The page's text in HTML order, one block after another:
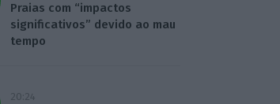
Praias com “impactos
significativos” devido ao mau
tempo
20:24